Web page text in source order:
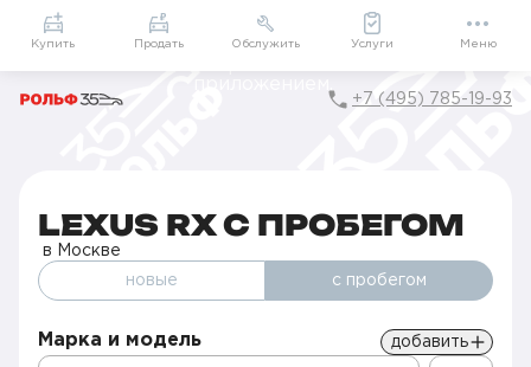
Приложение
Мой РОЛЬФ
Подарки внутри
+7 (495) 785-19-93
LEXUS RX С ПРОБЕГОМ
в Москве
новые с пробегом
Марка и модель добавить
Купить Продать Обслужить Услуги Меню